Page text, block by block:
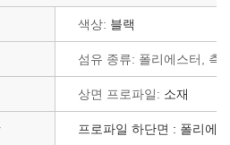
색상: 블랙
섬유 종류: 폴리에스터, 측
상면 프로파일: 소재
프로파일 하단면 : 폴리에